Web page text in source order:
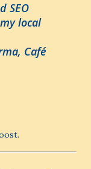
SEO
local
Café